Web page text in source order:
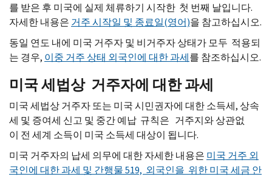
를 받은 후 미국에 실제 체류하기 시작한 첫 번째 날입니다.
자세한 내용은 거주 시작일 및 종료일(영어)을 참고하십시오.
동일 연도 내에 미국 거주자 및 비거주자 상태가 모두 적용되
는 경우, 이중 거주 상태 외국인에 대한 과세를 참조하십시오.
미국 세법상 거주자에 대한 과세
미국 세법상 거주자 또는 미국 시민권자에 대한 소득세, 상속
세 및 증여세 신고 및 중간 예납 규칙은 거주지와 상관없
이 전 세계 소득이 미국 소득세 대상이 됩니다.
미국 거주자의 납세 의무에 대한 자세한 내용은 미국 거주 외
국인에 대한 과세 및 간행물 519, 외국인을 위한 미국 세금 안